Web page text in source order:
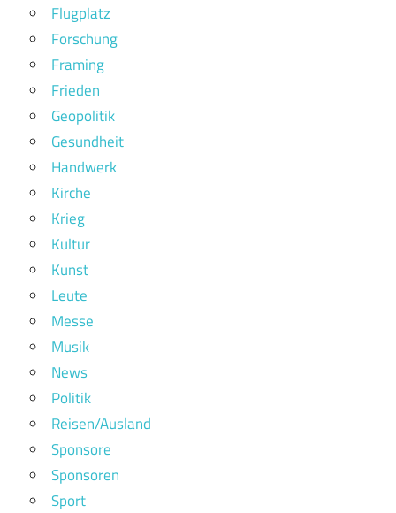
Flugplatz
Forschung
Framing
Frieden
Geopolitik
Gesundheit
Handwerk
Kirche
Krieg
Kultur
Kunst
Leute
Messe
Musik
News
Politik
Reisen/Ausland
Sponsore
Sponsoren
Sport